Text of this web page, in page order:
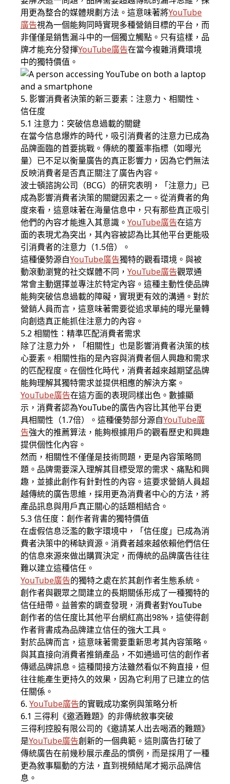
用更為整合的媒體規劃方法。這意味著將YouTube
廣告視為一個能夠同時實現多種營銷目標的平台，而
非僅僅是銷售漏斗中的一個獨立觸點。只有這樣，品
牌才能充分發揮YouTube廣告在當今複雜消費環境
中的獨特價值。
5. 影響消費者決策的新三要素：注意力、相關性、
信任度
5.1 注意力：突破信息過載的關鍵
在當今信息爆炸的時代，吸引消費者的注意力已成為
品牌面臨的首要挑戰。傳統的覆蓋率指標（如曝光
量）已不足以衡量廣告的真正影響力，因為它們無法
反映消費者是否真正關注了廣告內容。
波士頓諮詢公司（BCG）的研究表明，「注意力」已
成為影響消費者決策的關鍵因素之一。從消費者的角
度來看，這意味著在海量信息中，只有那些真正吸引
他們的內容才能進入其意識。 YouTube廣告在這方
面的表現尤為突出，其內容被認為比其他平台更能吸
引消費者的注意力（1.5倍）。
這種優勢源自YouTube廣告獨特的觀看環境。與被
動滾動瀏覽的社交媒體不同， YouTube廣告觀眾通
常會主動選擇並專注於特定內容。這種主動性使品牌
能夠突破信息過載的障礙，實現更有效的溝通。對於
營銷人員而言，這意味著需要從追求單純的曝光量轉
向創造真正能抓住注意力的內容。
5.2 相關性：精準匹配消費者需求
除了注意力外，「相關性」也是影響消費者決策的核
心要素。相關性指的是內容與消費者個人興趣和需求
的匹配程度。在個性化時代，消費者越來越期望品牌
能夠理解其獨特需求並提供相應的解決方案。
YouTube廣告在這方面的表現同樣出色。數據顯
示，消費者認為YouTube的廣告內容比其他平台更
具相關性（1.7倍）。這種優勢部分源自YouTube廣
告強大的推薦算法，能夠根據用戶的觀看歷史和興趣
提供個性化內容。
然而，相關性不僅僅是技術問題，更是內容策略問
題。品牌需要深入理解其目標受眾的需求、痛點和興
趣，並據此創作有針對性的內容。這要求營銷人員超
越傳統的廣告思維，採用更為消費者中心的方法，將
產品訊息與用戶真正關心的話題相結合。
5.3 信任度：創作者背書的獨特價值
在虛假信息泛濫的數字環境中，「信任度」已成為消
費者決策中的稀缺資源。消費者越來越依賴他們信任
的信息來源來做出購買決定，而傳統的品牌廣告往往
難以建立這種信任。
YouTube廣告的獨特之處在於其創作者生態系統。
創作者與觀眾之間建立的長期關係形成了一種獨特的
信任紐帶。益普索的調查發現，消費者對YouTube
創作者的信任度比其他平台網紅高出98%，這使得創
作者背書成為品牌建立信任的強大工具。
對於品牌而言，這意味著需要重新思考其內容策略。
與其直接向消費者推銷產品，不如通過可信的創作者
傳遞品牌訊息。這種間接方法雖然看似不夠直接，但
往往能產生更持久的效果，因為它利用了已建立的信
任關係。
6. YouTube廣告的實戰成功案例與策略分析
6.1 三得利《邀酒難題》的非傳統敘事突破
三得利控股有限公司的《邀請某人出去喝酒的難題》
是YouTube廣告創新的一個典範。這則廣告打破了
傳統廣告在前幾秒展示產品的慣例，而是採用了一種
更為敘事驅動的方法，直到視頻結尾才揭示品牌信
息。